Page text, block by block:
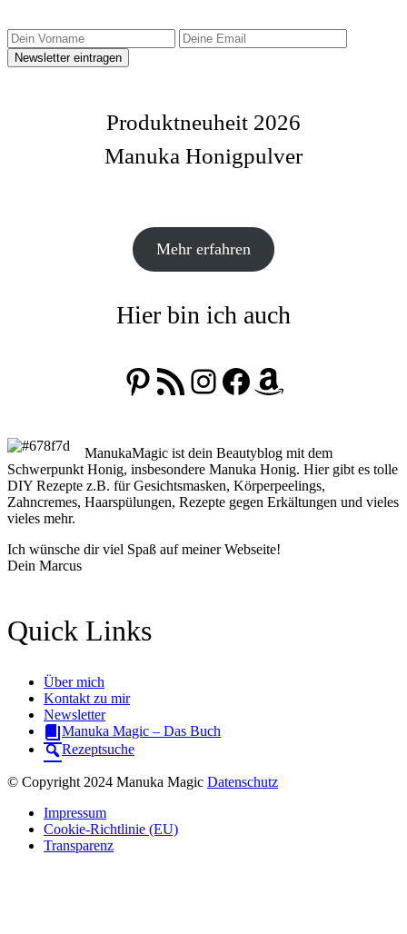
Produktneuheit 2026
Manuka Honigpulver
Mehr erfahren
Hier bin ich auch
Pinterest
RSS-FeedInstagram
Facebook
Amazon
ManukaMagic ist dein Beautyblog mit dem
Schwerpunkt Honig, insbesondere Manuka Honig. Hier gibt es tolle
DIY Rezepte z.B. für Gesichtsmasken, Körperpeelings,
Zahncremes, Haarspülungen, Rezepte gegen Erkältungen und vieles
vieles mehr.
Ich wünsche dir viel Spaß auf meiner Webseite!
Dein Marcus
Quick Links
Über mich
Kontakt zu mir
Newsletter
Manuka Magic – Das Buch
Rezeptsuche
© Copyright 2024 Manuka Magic Datenschutz
Impressum
Cookie-Richtlinie (EU)
Transparenz